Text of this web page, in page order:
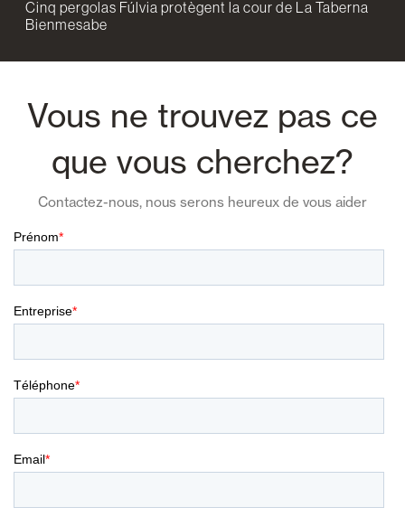
Cinq pergolas Fúlvia protègent la cour de La Taberna
Bienmesabe
Vous ne trouvez pas ce
que vous cherchez?
Contactez-nous, nous serons heureux de vous aider